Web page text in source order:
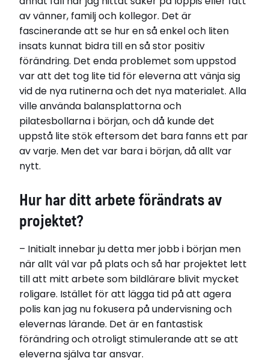
av vänner, familj och kollegor. Det är
fascinerande att se hur en så enkel och liten
insats kunnat bidra till en så stor positiv
förändring. Det enda problemet som uppstod
var att det tog lite tid för eleverna att vänja sig
vid de nya rutinerna och det nya materialet. Alla
ville använda balansplattorna och
pilatesbollarna i början, och då kunde det
uppstå lite stök eftersom det bara fanns ett par
av varje. Men det var bara i början, då allt var
nytt.
Hur har ditt arbete förändrats av
projektet?
– Initialt innebar ju detta mer jobb i början men
när allt väl var på plats och så har projektet lett
till att mitt arbete som bildlärare blivit mycket
roligare. Istället för att lägga tid på att agera
polis kan jag nu fokusera på undervisning och
elevernas lärande. Det är en fantastisk
förändring och otroligt stimulerande att se att
eleverna själva tar ansvar.